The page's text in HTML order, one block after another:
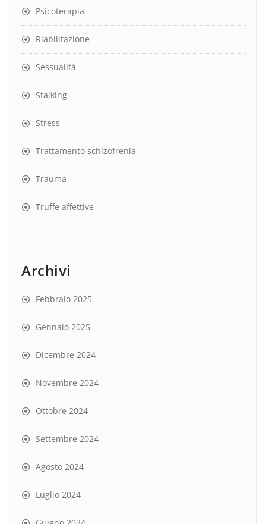
Psicoterapia
Riabilitazione
Sessualità
Stalking
Stress
Trattamento schizofrenia
Trauma
Truffe affettive
Archivi
Febbraio 2025
Gennaio 2025
Dicembre 2024
Novembre 2024
Ottobre 2024
Settembre 2024
Agosto 2024
Luglio 2024